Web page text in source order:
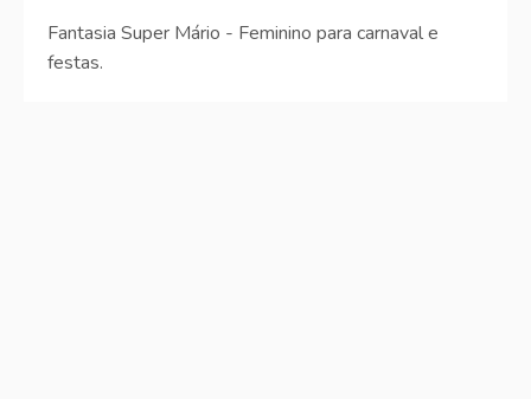
Fantasia Super Mário - Feminino para carnaval e
festas.